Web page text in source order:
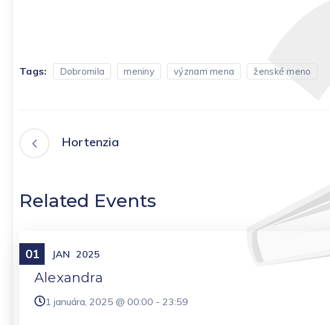
Tags: Dobromila meniny význam mena ženské meno
Hortenzia
Related Events
01 JAN 2025
Meniny
Alexandra
1 januára, 2025 @ 00:00 - 23:59